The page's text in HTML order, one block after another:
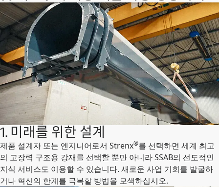
1. 미래를 위한 설계
제품 설계자 또는 엔지니어로서 Strenx®를 선택하면 세계 최고
의 고장력 구조용 강재를 선택할 뿐만 아니라 SSAB의 선도적인
지식 서비스도 이용할 수 있습니다. 새로운 사업 기회를 발굴하
거나 혁신의 한계를 극복할 방법을 모색하십시오.